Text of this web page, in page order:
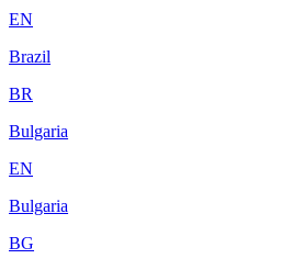
EN
Brazil
BR
Bulgaria
EN
Bulgaria
BG